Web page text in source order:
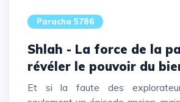
Paracha 5786
Shlah - La force de la parole:
révéler le pouvoir du
Et si la faute des explorateurs n’était pas